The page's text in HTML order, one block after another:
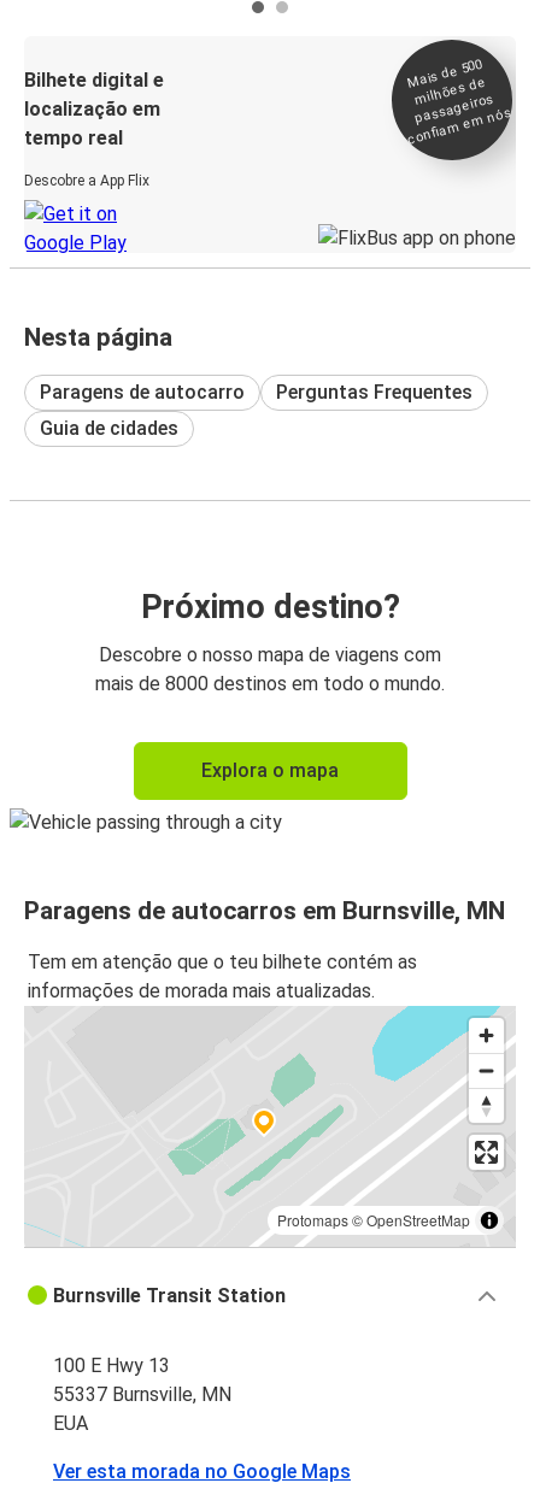
Bilhete digital e
localização em
tempo real
Descobre a App Flix
Mais de 500
milhões de
passageiros
confia
m e
m nós
Nesta página
Paragens de autocarro
Perguntas Frequentes
Guia de cidades
Próximo destino?
Descobre o nosso mapa de viagens com
mais de 8000 destinos em todo o mundo.
Explora o mapa
Paragens de autocarros em Burnsville, MN
Tem em atenção que o teu bilhete contém as
informações de morada mais atualizadas.
Protomaps©OpenStreetMap
Burnsville Transit Station
100 E Hwy 13
55337 Burnsville, MN
EUA
Ver esta morada no Google Maps